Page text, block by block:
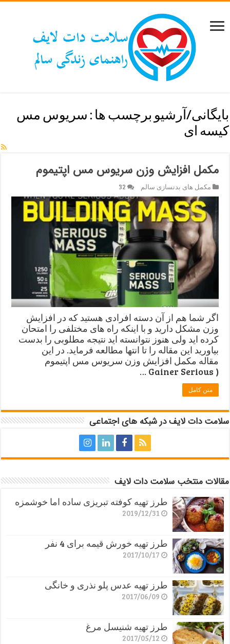
بایگانی/آرشیو برچسب ها : سریوس مس
کیسه ای
مکمل افزایش وزن سریوس مس اپتیموم
مکمل های بدنسازی سالم 32
اگر شما هم از آن دسته افرادی هستید که در افزایش
وزن مشکل دارید و با اینکه راه های مختلفی را امتحان
کرده اید ولی هنوز نتوانسته اید نتیجه مطلوبی را بدست
بیاورید این مقاله را تا انتها مطالعه فرماید. در این
مقاله مکمل افزایش وزن سریوس مس اپتیموم
( Gainer Serious …
متن کامل
سلامت دات لایف در شبکه های اجتماعی
مقالات منتخب سلامت دات لایف
طرز تهیه کوفته تبریزی ساده اما خوشمزه
2019/12/31
طرز تهیه خورش قیمه برای 4 نفر
2017/10/17
طرز تهیه عدس پلو نذری و خانگی
2017/06/09
طرز تهیه شنیسل مرغ
2017/05/12